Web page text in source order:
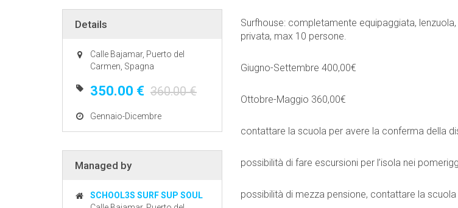
Details
Calle Bajamar, Puerto del
Carmen, Spagna
350.00 € 360.00 €
Gennaio-Dicembre
Managed by
SCHOOL3S SURF SUP SOUL
Surfhouse: completamente equipaggiata,
privata, max 10 persone.
Giugno-Settembre 400,00€
Ottobre-Maggio 360,00€
contattare la scuola per avere la conferma della
possibilità di fare escursioni per l’isola nei
possibilità di mezza pensione, contattare la